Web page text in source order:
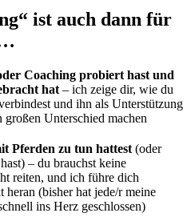
ist auch dann für
Coaching probiert hast und
hat – ich zeige dir, wie du
und ihn als Unterstützung
Unterschied machen
Pferden zu tun hattest (oder
– du brauchst keine
reiten, und ich führe dich
heran (bisher hat jede/r meine
ins Herz geschlossen)